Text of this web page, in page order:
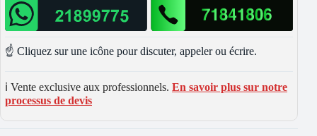
☝️ Cliquez sur une icône pour discuter, appeler ou écrire.
ℹ️ Vente exclusive aux professionnels. En savoir plus sur notre
processus de devis